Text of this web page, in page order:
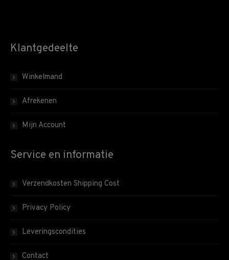
Klantgedeelte
Winkelmand
Afrekenen
Mijn Account
Service en informatie
Verzendkosten Shipping Cost
Privacy Policy
Leveringscondities
Contact